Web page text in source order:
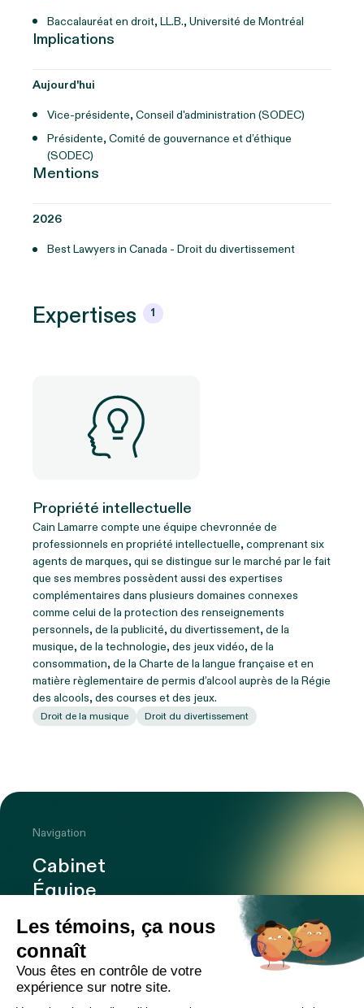
Baccalauréat en droit, LL.B., Université de Montréal
Implications
Aujourd'hui
Vice-présidente, Conseil d'administration (SODEC)
Présidente, Comité de gouvernance et d’éthique
(SODEC)
Mentions
2026
Best Lawyers in Canada - Droit du divertissement
Expertises 1
Propriété intellectuelle
Cain Lamarre compte une équipe chevronnée de
professionnels en propriété intellectuelle, comprenant six
agents de marques, qui se distingue sur le marché par le fait
que ses membres possèdent aussi des expertises
complémentaires dans plusieurs domaines connexes
comme celui de la protection des renseignements
personnels, de la publicité, du divertissement, de la
musique, de la technologie, des jeux vidéo, de la
consommation, de la Charte de la langue française et en
matière règlementaire de permis d’alcool auprès de la Régie
des alcools, des courses et des jeux.
Droit de la musique Droit du divertissement
Navigation
Cabinet
Équipe
Expertises
Bureaux
Carrière
Transactions